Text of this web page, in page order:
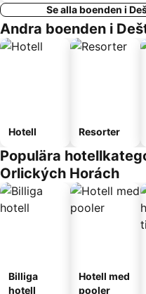
Se alla boenden i
Andra boenden i
Hotell Resorter
Populära
Orlických Horách
Billiga
hotell
Hotell med
pooler